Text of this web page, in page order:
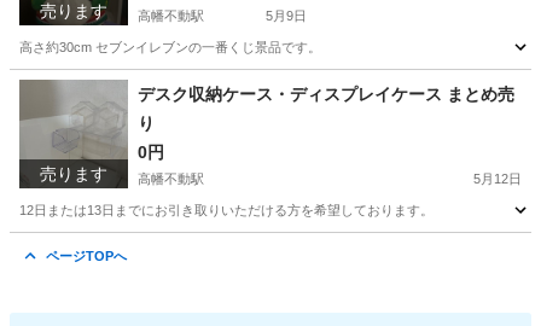
売ります 高幡不動駅 5月9日
高さ約30cm セブンイレブンの一番くじ景品です。
東京 日野市 高幡不動駅 ちい
売ります
デスク収納ケース・ディスプレイケース まとめ売
り
0円
高幡不動駅 5月12日
12日または13日までにお引き取りいただける方を希望しております。
ページTOPへ